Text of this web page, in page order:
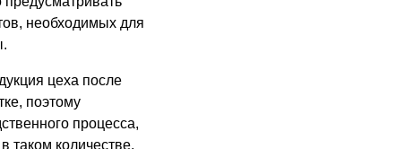
необходимых для
цеха после
поэтому
процесса,
таком количестве,